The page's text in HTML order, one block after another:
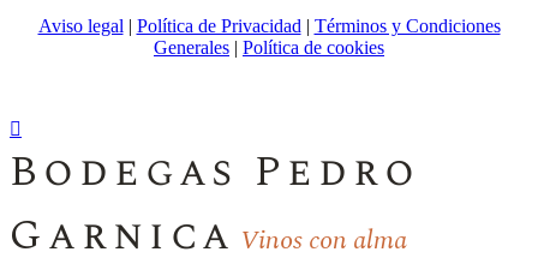
Aviso legal| Política de Privacidad| Términos y Condiciones
Generales | Política de cookies
Bodegas Pedro
Garnica Vinos con alma